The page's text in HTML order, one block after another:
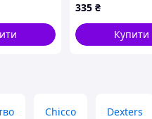
міс Синій/
105926 0-6
335 ₴
Купити
Chicco Dexters